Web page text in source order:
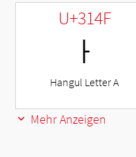
U+314F
ㅏ
Hangul Letter A
Mehr Anzeigen